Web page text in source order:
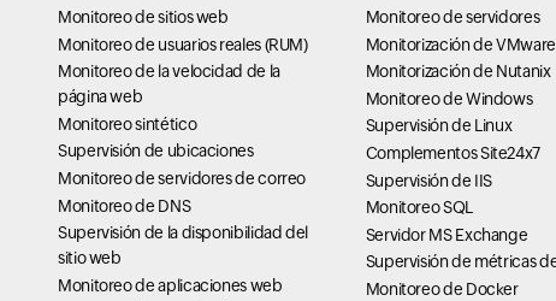
Monitoreo de sitios web
Monitoreo de usuarios reales (RUM)
Monitoreo de la velocidad de la
página web
Monitoreo sintético
Supervisión de ubicaciones
Monitoreo de servidores de correo
Monitoreo de DNS
Supervisión de la disponibilidad del
sitio web
Monitoreo de aplicaciones web
Monitoreo de servidores
Monitorización de VMware
Monitorización de Nutanix
Monitoreo de Windows
Supervisión de Linux
Complementos Site24x7
Supervisión de IIS
Monitoreo SQL
Servidor MS Exchange
Supervisión de métricas
Monitoreo de Docker